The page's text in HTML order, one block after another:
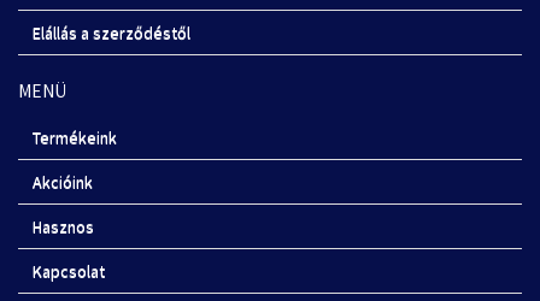
Elállás a szerződéstől
MENÜ
Termékeink
Akcióink
Hasznos
Kapcsolat